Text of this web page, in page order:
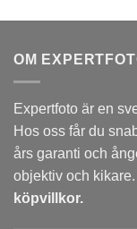
OM
Expertfoto är en
Hos oss får du
års garanti och
objektiv och
köpvillkor.